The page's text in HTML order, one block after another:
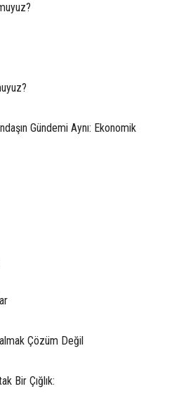
Gündemi Aynı: Ekonomik
Çözüm Değil
Bir Çığlık: